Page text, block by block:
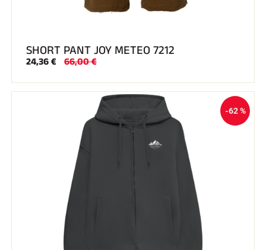
SHORT PANT JOY METEO 7212
24,36 € 66,00 €
-62 %